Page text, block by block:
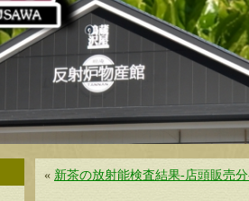
« 新茶の放射能検査結果-店頭販売